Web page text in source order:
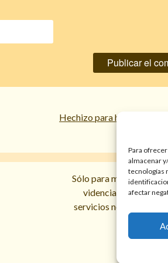
Para
almacenar
tecnologías
afectar
Hechizo para hacer durar
Sólo para mayores de
videncias y
servicios no sustituyen